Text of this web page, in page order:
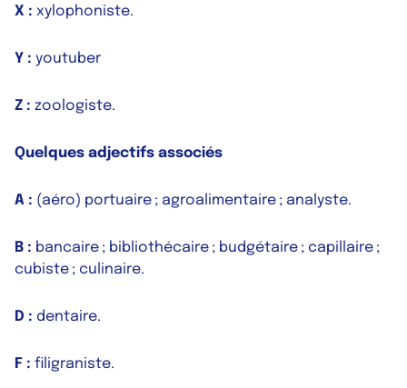
X : xylophoniste.
Y : youtuber
Z : zoologiste.
Quelques adjectifs associés
A : (aéro) portuaire ; agroalimentaire ; analyste.
B : bancaire ; bibliothécaire ; budgétaire ; capillaire ;
cubiste ; culinaire.
D : dentaire.
F : filigraniste.